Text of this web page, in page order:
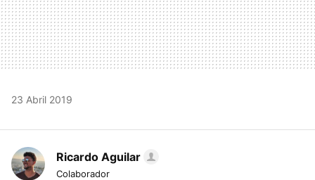
23 Abril 2019
Ricardo Aguilar
Colaborador